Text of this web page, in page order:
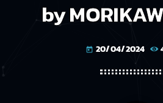
by
today 20/04/2024